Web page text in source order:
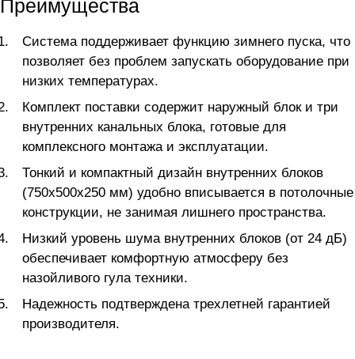
Преимущества
Система поддерживает функцию зимнего пуска, что
позволяет без проблем запускать оборудование при
низких температурах.
Комплект поставки содержит наружный блок и три
внутренних канальных блока, готовые для
комплексного монтажа и эксплуатации.
Тонкий и компактный дизайн внутренних блоков
(750x500x250 мм) удобно вписывается в потолочные
конструкции, не занимая лишнего пространства.
Низкий уровень шума внутренних блоков (от 24 дБ)
обеспечивает комфортную атмосферу без
назойливого гула техники.
Надежность подтверждена трехлетней гарантией
производителя.